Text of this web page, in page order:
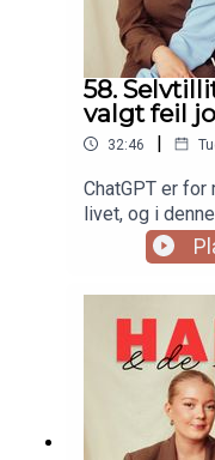
58.
valgt feil
32:46 |
ChatGPT er
livet, og i
gjennom noen
stiller
jentene inn
og
sammenligne
gjør man
karrierevei?